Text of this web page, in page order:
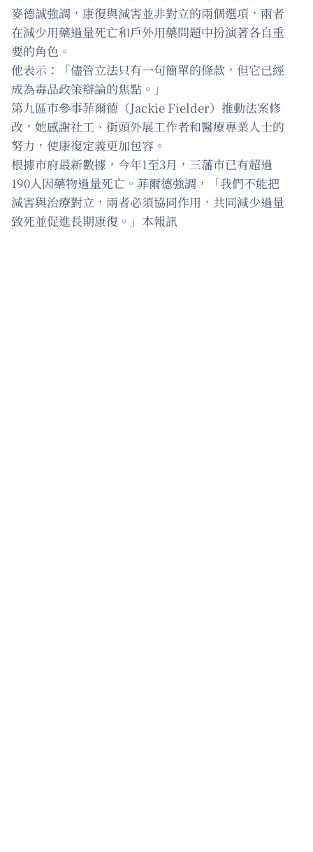
麥德誠強調，康復與減害並非對立的兩個選項，兩者
在減少用藥過量死亡和戶外用藥問題中扮演著各自重
要的角色。
他表示：「儘管立法只有一句簡單的條款，但它已經
成為毒品政策辯論的焦點。」
第九區市參事菲爾德（Jackie Fielder）推動法案修
改，她感謝社工、街頭外展工作者和醫療專業人士的
努力，使康復定義更加包容。
根據市府最新數據，今年1至3月，三藩市已有超過
190人因藥物過量死亡。菲爾德強調，「我們不能把
減害與治療對立，兩者必須協同作用，共同減少過量
致死並促進長期康復。」本報訊